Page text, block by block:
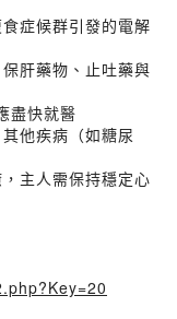
症候群引發的電解
肝藥物、止吐藥與
盡快就醫
他疾病（如糖尿
主人需保持穩定心